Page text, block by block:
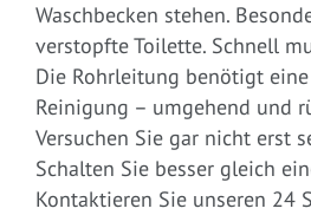
Waschbecken stehen.
verstopfte Toilette. Schnell
Die Rohrleitung benötigt
Reinigung – umgehend und
Versuchen Sie gar nicht erst
Schalten Sie besser gleich
Kontaktieren Sie unseren 24